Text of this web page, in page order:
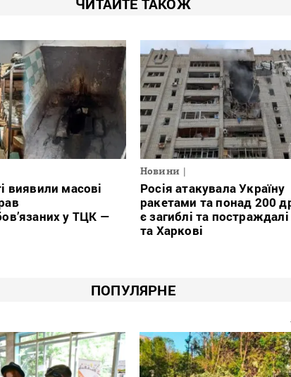
виявили масові
у ТЦК —
Новини
Росія атакувала Україну
ракетами та понад 200
є загиблі та
та Харкові
ПОПУЛЯРНЕ